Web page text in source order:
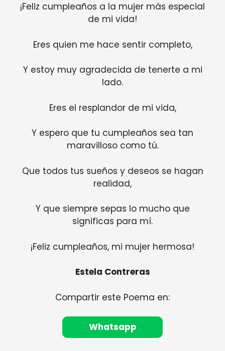
¡Feliz cumpleaños a la mujer más especial
de mi vida!
Eres quien me hace sentir completo,
Y estoy muy agradecida de tenerte a mi
lado.
Eres el resplandor de mi vida,
Y espero que tu cumpleaños sea tan
maravilloso como tú.
Que todos tus sueños y deseos se hagan
realidad,
Y que siempre sepas lo mucho que
significas para mí.
¡Feliz cumpleaños, mi mujer hermosa!
Estela Contreras
Compartir este Poema en:
Whatsapp